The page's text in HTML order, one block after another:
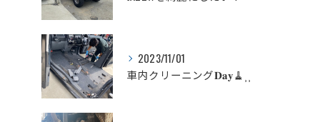
2023/11/01
車内クリーニング‪𝐃𝐚𝐲‬🧹⸒⸒